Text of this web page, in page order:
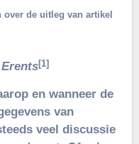
over de uitleg van artikel
Erents[1]
en wanneer de
van
veel discussie